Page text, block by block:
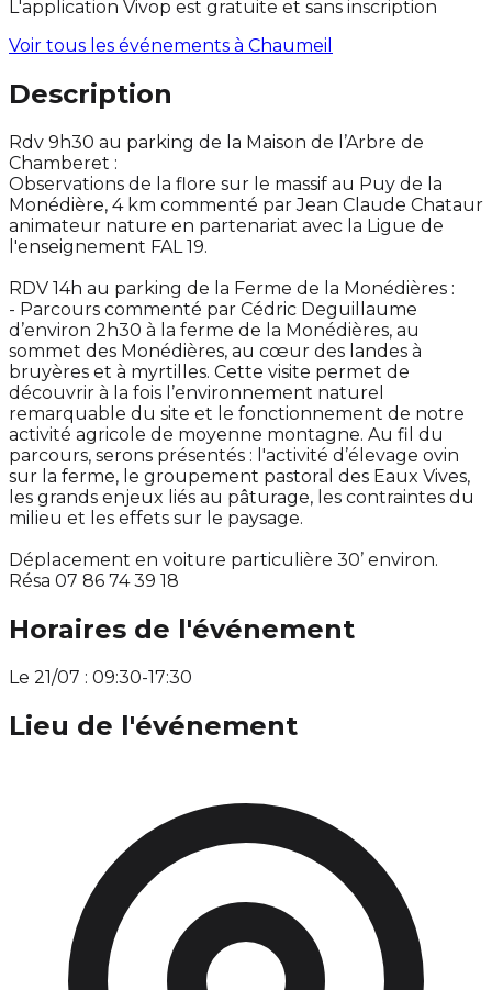
L'application Vivop est gratuite et sans inscription
Voir tous les événements à Chaumeil
Description
Rdv 9h30 au parking de la Maison de l’Arbre de
Chamberet :
Observations de la flore sur le massif au Puy de la
Monédière, 4 km commenté par Jean Claude Chataur
animateur nature en partenariat avec la Ligue de
l'enseignement FAL 19.
RDV 14h au parking de la Ferme de la Monédières :
- Parcours commenté par Cédric Deguillaume
d’environ 2h30 à la ferme de la Monédières, au
sommet des Monédières, au cœur des landes à
bruyères et à myrtilles. Cette visite permet de
découvrir à la fois l’environnement naturel
remarquable du site et le fonctionnement de notre
activité agricole de moyenne montagne. Au fil du
parcours, serons présentés : l'activité d’élevage ovin
sur la ferme, le groupement pastoral des Eaux Vives,
les grands enjeux liés au pâturage, les contraintes du
milieu et les effets sur le paysage.
Déplacement en voiture particulière 30’ environ.
Résa 07 86 74 39 18
Horaires de l'événement
Le 21/07 : 09:30-17:30
Lieu de l'événement